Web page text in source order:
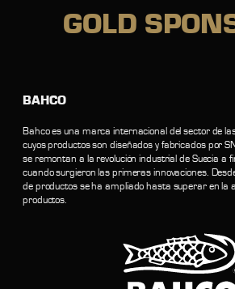
GOLD
BAHCO
Bahco es una marca internacional del sector de
cuyos productos son diseñados y fabricados por
se remontan a la revolución industrial de Suecia a
cuando surgieron las primeras innovaciones.
de productos se ha ampliado hasta superar en la
productos.